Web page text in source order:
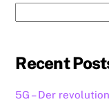
Recent
5G – Der